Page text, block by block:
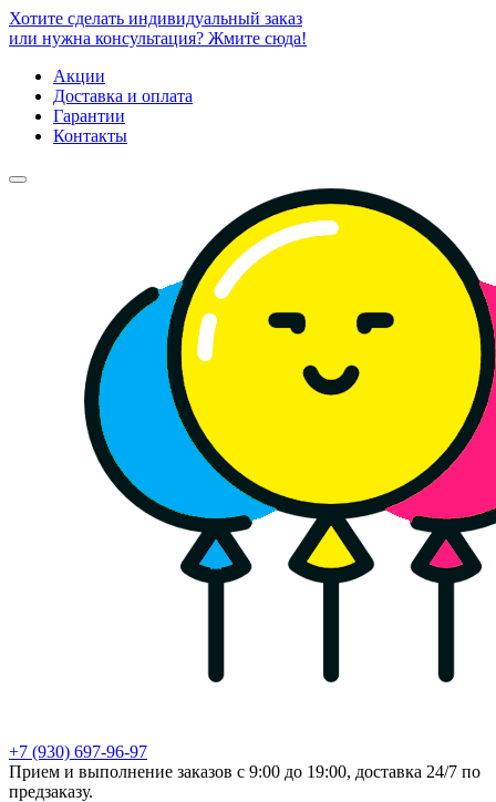
Хотите сделать индивидуальный заказ
или нужна консультация? Жмите сюда!
Акции
Доставка и оплата
Гарантии
Контакты
+7 (930) 697-96-97
Прием и выполнение заказов с 9:00 до 19:00, доставка 24/7 по
предзаказу.